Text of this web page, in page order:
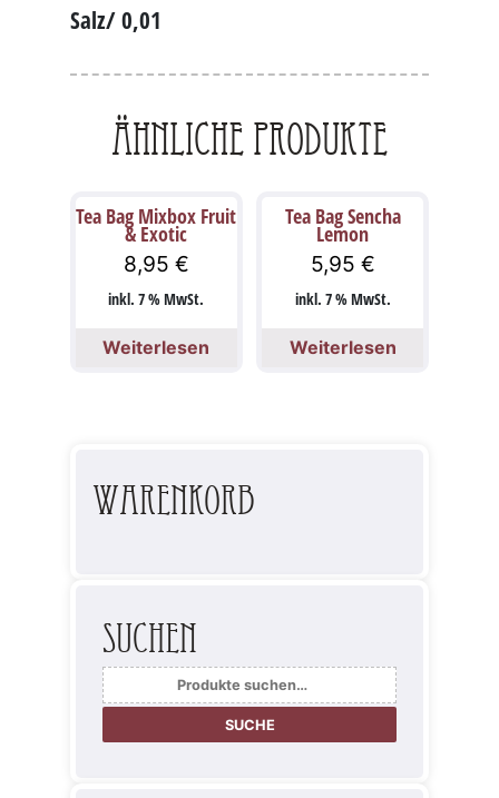
Salz/ 0,01
Ähnliche Produkte
Tea Bag Mixbox Fruit
& Exotic
8,95 €
inkl. 7 % MwSt.
Weiterlesen
Tea Bag Sencha
Lemon
5,95 €
inkl. 7 % MwSt.
Weiterlesen
Warenkorb
Suchen
Suche
nach:
SUCHE